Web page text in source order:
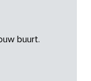
buurt.